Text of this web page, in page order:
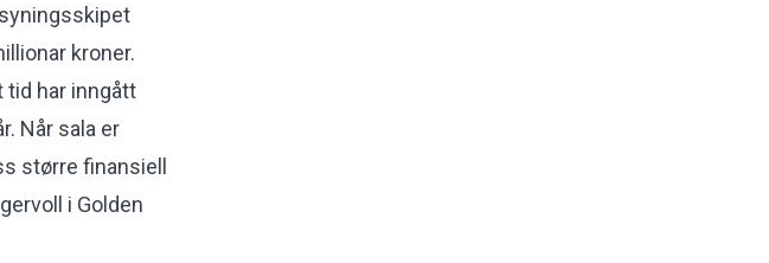
kroner.
tid har inngått
Når sala er
større finansiell
i Golden